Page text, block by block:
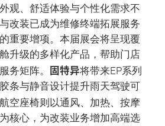
观、舒适体验与个性化需求不
改装已成为维修终端拓展服务
重要增项。本届展会将呈现覆
升级的多样化产品，帮助门店
务矩阵。 固特异将带来EP系列
条与静音设计提升雨天驾驶可
空座椅则以通风、加热、按摩
核心，为改装业务增加高端选